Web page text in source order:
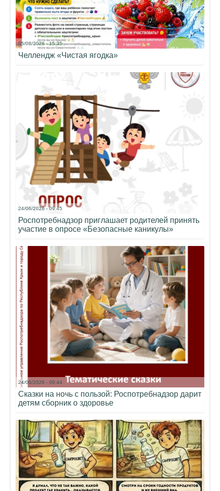
05/08/2026 - 15:35
Челлендж «Чистая ягодка»
24/06/2026 - 09:45
Роспотребнадзор приглашает родителей принять
участие в опросе «Безопасные каникулы»
24/06/2026 - 09:44
Сказки на ночь с пользой: Роспотребнадзор дарит
детям сборник о здоровье